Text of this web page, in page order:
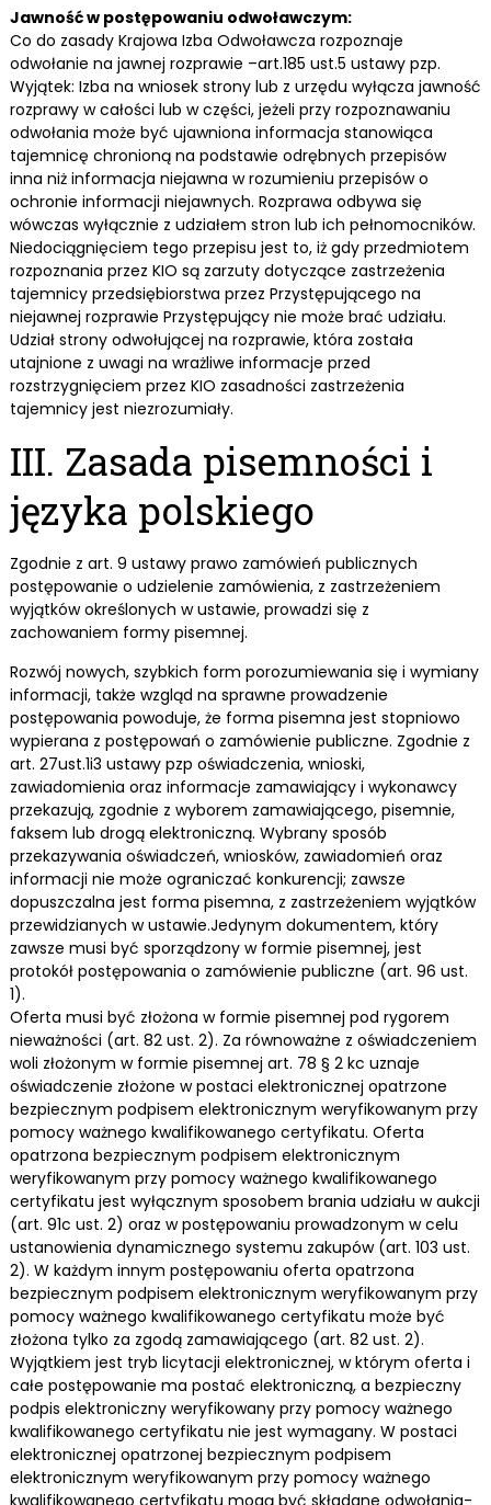
Jawność w postępowaniu odwoławczym:
Co do zasady Krajowa Izba Odwoławcza rozpoznaje
odwołanie na jawnej rozprawie –art.185 ust.5 ustawy pzp.
Wyjątek: Izba na wniosek strony lub z urzędu wyłącza jawność
rozprawy w całości lub w części, jeżeli przy rozpoznawaniu
odwołania może być ujawniona informacja stanowiąca
tajemnicę chronioną na podstawie odrębnych przepisów
inna niż informacja niejawna w rozumieniu przepisów o
ochronie informacji niejawnych. Rozprawa odbywa się
wówczas wyłącznie z udziałem stron lub ich pełnomocników.
Niedociągnięciem tego przepisu jest to, iż gdy przedmiotem
rozpoznania przez KIO są zarzuty dotyczące zastrzeżenia
tajemnicy przedsiębiorstwa przez Przystępującego na
niejawnej rozprawie Przystępujący nie może brać udziału.
Udział strony odwołującej na rozprawie, która została
utajnione z uwagi na wrażliwe informacje przed
rozstrzygnięciem przez KIO zasadności zastrzeżenia
tajemnicy jest niezrozumiały.
III. Zasada pisemności i
języka polskiego
Zgodnie z art. 9 ustawy prawo zamówień publicznych
postępowanie o udzielenie zamówienia, z zastrzeżeniem
wyjątków określonych w ustawie, prowadzi się z
zachowaniem formy pisemnej.
Rozwój nowych, szybkich form porozumiewania się i wymiany
informacji, także wzgląd na sprawne prowadzenie
postępowania powoduje, że forma pisemna jest stopniowo
wypierana z postępowań o zamówienie publiczne. Zgodnie z
art. 27ust.1i3 ustawy pzp oświadczenia, wnioski,
zawiadomienia oraz informacje zamawiający i wykonawcy
przekazują, zgodnie z wyborem zamawiającego, pisemnie,
faksem lub drogą elektroniczną. Wybrany sposób
przekazywania oświadczeń, wniosków, zawiadomień oraz
informacji nie może ograniczać konkurencji; zawsze
dopuszczalna jest forma pisemna, z zastrzeżeniem wyjątków
przewidzianych w ustawie.Jedynym dokumentem, który
zawsze musi być sporządzony w formie pisemnej, jest
protokół postępowania o zamówienie publiczne (art. 96 ust.
1).
Oferta musi być złożona w formie pisemnej pod rygorem
nieważności (art. 82 ust. 2). Za równoważne z oświadczeniem
woli złożonym w formie pisemnej art. 78 § 2 kc uznaje
oświadczenie złożone w postaci elektronicznej opatrzone
bezpiecznym podpisem elektronicznym weryfikowanym przy
pomocy ważnego kwalifikowanego certyfikatu. Oferta
opatrzona bezpiecznym podpisem elektronicznym
weryfikowanym przy pomocy ważnego kwalifikowanego
certyfikatu jest wyłącznym sposobem brania udziału w aukcji
(art. 91c ust. 2) oraz w postępowaniu prowadzonym w celu
ustanowienia dynamicznego systemu zakupów (art. 103 ust.
2). W każdym innym postępowaniu oferta opatrzona
bezpiecznym podpisem elektronicznym weryfikowanym przy
pomocy ważnego kwalifikowanego certyfikatu może być
złożona tylko za zgodą zamawiającego (art. 82 ust. 2).
Wyjątkiem jest tryb licytacji elektronicznej, w którym oferta i
całe postępowanie ma postać elektroniczną, a bezpieczny
podpis elektroniczny weryfikowany przy pomocy ważnego
kwalifikowanego certyfikatu nie jest wymagany. W postaci
elektronicznej opatrzonej bezpiecznym podpisem
elektronicznym weryfikowanym przy pomocy ważnego
kwalifikowanego certyfikatu mogą być składane odwołania-